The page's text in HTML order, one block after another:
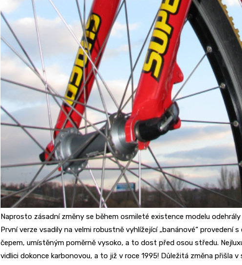
Naprosto zásadní změny se během osmileté existence modelu
První verze vsadily na velmi robustně vyhlížející „banánové“ provedení
čepem, umístěným poměrně vysoko, a to dost před osou středu.
vidlici dokonce karbonovou, a to již v roce 1995! Důležitá změna přišla v